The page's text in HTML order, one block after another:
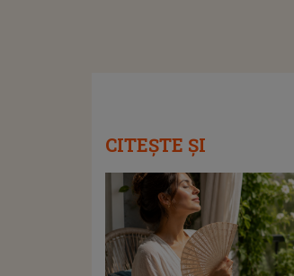
CITEȘTE ȘI